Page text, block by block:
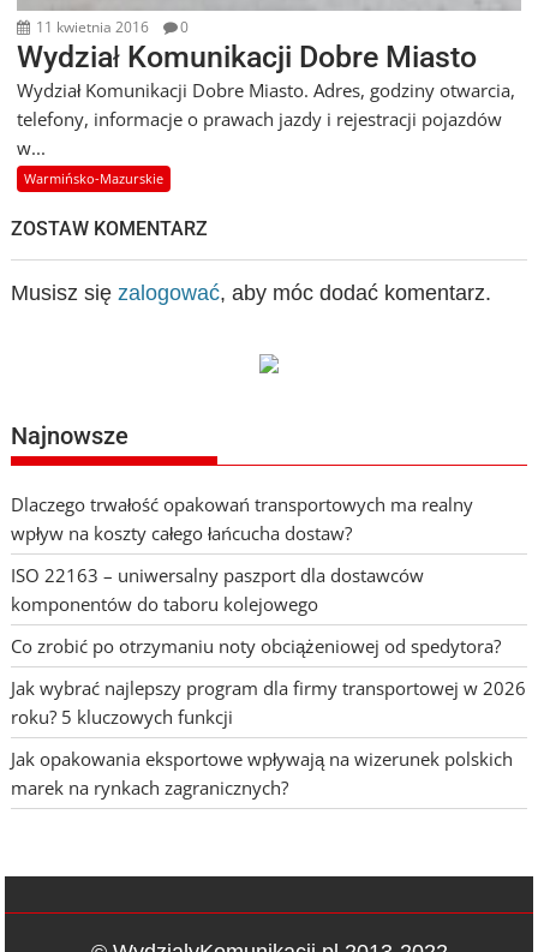
11 kwietnia 2016 0
Wydział Komunikacji Dobre Miasto
Wydział Komunikacji Dobre Miasto. Adres, godziny otwarcia,
telefony, informacje o prawach jazdy i rejestracji pojazdów
w...
Warmińsko-Mazurskie
ZOSTAW KOMENTARZ
Musisz się zalogować, aby móc dodać komentarz.
Najnowsze
Dlaczego trwałość opakowań transportowych ma realny
wpływ na koszty całego łańcucha dostaw?
ISO 22163 – uniwersalny paszport dla dostawców
komponentów do taboru kolejowego
Co zrobić po otrzymaniu noty obciążeniowej od spedytora?
Jak wybrać najlepszy program dla firmy transportowej w 2026
roku? 5 kluczowych funkcji
Jak opakowania eksportowe wpływają na wizerunek polskich
marek na rynkach zagranicznych?